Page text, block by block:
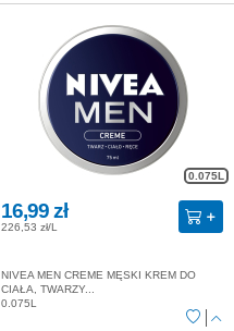
0.075L
16,99 zł
226,53 zł/L
NIVEA MEN CREME MĘSKI KREM DO
CIAŁA, TWARZY...
0.075L